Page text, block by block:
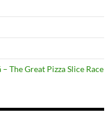
The Great Pizza Slice Race